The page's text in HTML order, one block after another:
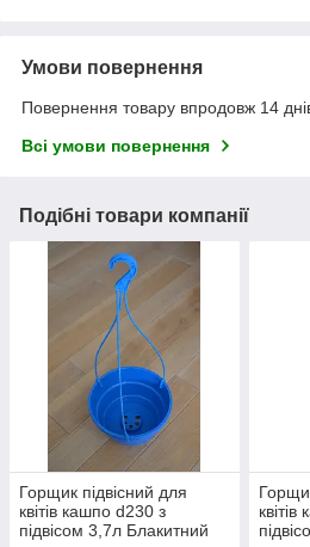
Умови повернення
Повернення товару впродовж 14
Всі умови повернення
Подібні товари компанії
Горщик підвісний для
квітів кашпо d230 з
підвісом 3,7л Блакитний